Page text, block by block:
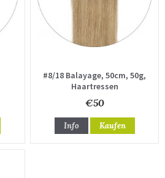
#8/18 Balayage, 50cm, 50g,
Haartressen
€50
Info Kaufen